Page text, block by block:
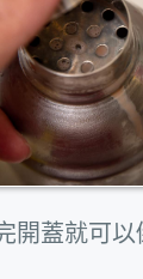
開蓋就可以